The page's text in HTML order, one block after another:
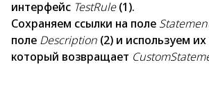
интерфейс TestRule(1).
Сохраняем ссылки на поле
поле Description (2) и используем
который возвращает